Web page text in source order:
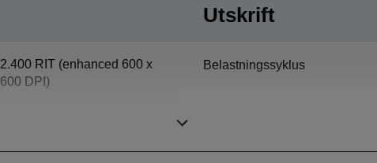
2.400 RIT (enhanced 600 x
600 DPI)
Utskrift
Belastningssyklus